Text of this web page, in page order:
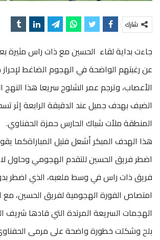
شارك
جاءت بداية لقاء الحسين مع ذات راس مثيرة
عن رغبتهم الواضحة في الهجوم الضاغط
الأعصاب، وترجم عمر الشلوح سريعا هذا
الضيف بهدف جميل عند الدقيقة الرابعة إثر
المنطقة ملأت شباك الحارس حمزة الحفناوي.
هذا الهدف المبكر أشعل فتيل المباراةكما
اضطر فريق الحسين للتقدم الهجومي وحاول
فريق ذات راس في وسط ملعبه، الذي اضطر
امتصاص الفورة الهجومية لفريق الحسين، مع
الهجمات السريعة المرتدة التي قادها شريف
بلح وشكلت خطورة واضحة على مرمى